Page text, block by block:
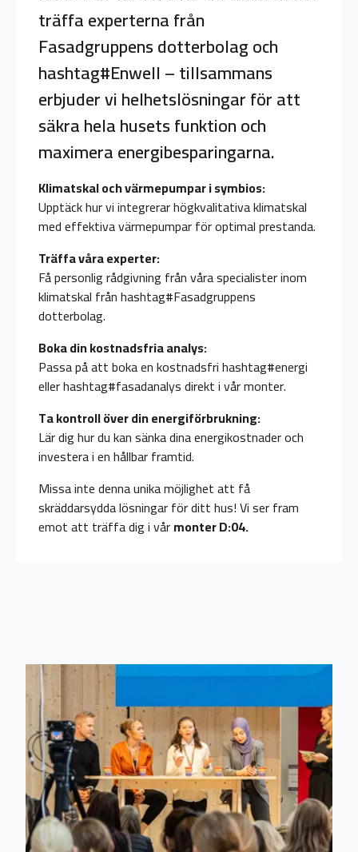
träffa experterna från
Fasadgruppens dotterbolag och
hashtag#Enwell – tillsammans
erbjuder vi helhetslösningar för att
säkra hela husets funktion och
maximera energibesparingarna.
Klimatskal och värmepumpar i symbios:
Upptäck hur vi integrerar högkvalitativa klimatskal
med effektiva värmepumpar för optimal prestanda.
Träffa våra experter:
Få personlig rådgivning från våra specialister inom
klimatskal från hashtag#Fasadgruppens
dotterbolag.
Boka din kostnadsfria analys:
Passa på att boka en kostnadsfri hashtag#energi
eller hashtag#fasadanalys direkt i vår monter.
Ta kontroll över din energiförbrukning:
Lär dig hur du kan sänka dina energikostnader och
investera i en hållbar framtid.
Missa inte denna unika möjlighet att få
skräddarsydda lösningar för ditt hus! Vi ser fram
emot att träffa dig i vårmonter D:04.